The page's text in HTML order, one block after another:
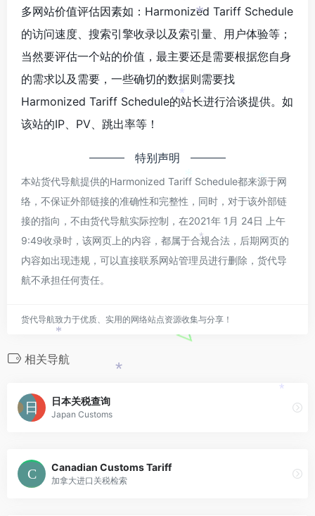
多网站价值评估因素如：Harmonized Tariff Schedule
的访问速度、搜索引擎收录以及索引量、用户体验等；
当然要评估一个站的价值，最主要还是需要根据您自身
的需求以及需要，一些确切的数据则需要找
Harmonized Tariff Schedule的站长进行洽谈提供。如
该站的IP、PV、跳出率等！
特别声明
本站货代导航提供的Harmonized Tariff Schedule都来源于网
络，不保证外部链接的准确性和完整性，同时，对于该外部链
接的指向，不由货代导航实际控制，在2021年 1月 24日 上午
9:49收录时，该网页上的内容，都属于合规合法，后期网页的
内容如出现违规，可以直接联系网站管理员进行删除，货代导
航不承担任何责任。
货代导航致力于优质、实用的网络站点资源收集与分享！
相关导航
日本关税查询
Japan Customs
Canadian Customs Tariff
加拿大进口关税检索
*
*
*
*
*
*